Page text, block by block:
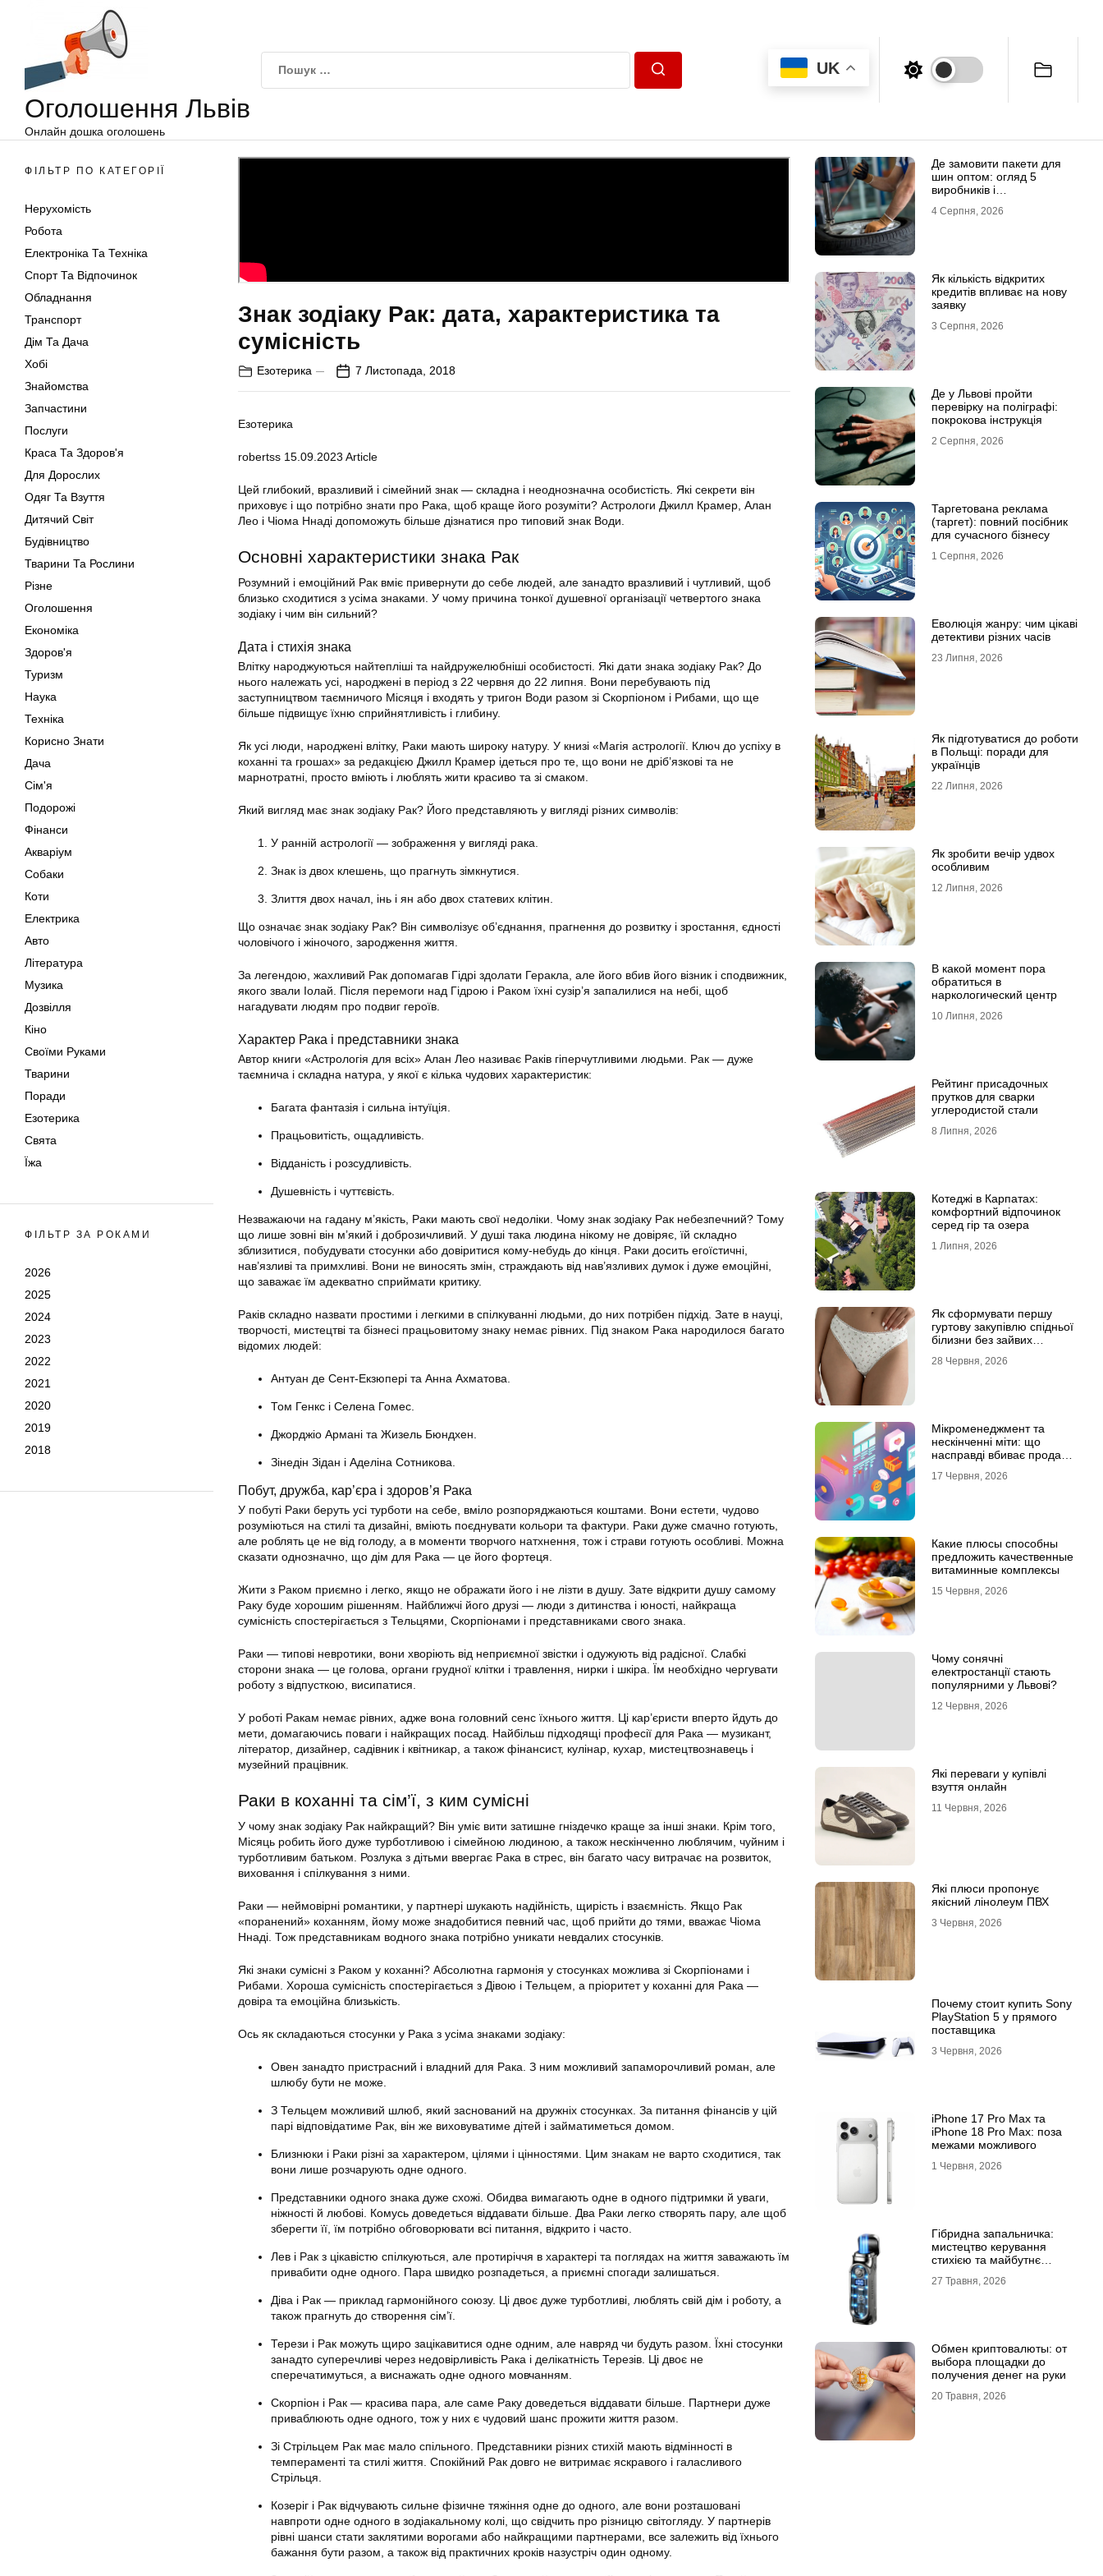
Оголошення Львів
Онлайн дошка оголошень
UK
ФІЛЬТР ПО КАТЕГОРІЇ
Нерухомість
Робота
Електроніка Та Техніка
Спорт Та Відпочинок
Обладнання
Транспорт
Дім Та Дача
Хобі
Знайомства
Запчастини
Послуги
Краса Та Здоров'я
Для Дорослих
Одяг Та Взуття
Дитячий Світ
Будівництво
Тварини Та Рослини
Різне
Оголошення
Економіка
Здоров'я
Туризм
Наука
Техніка
Корисно Знати
Дача
Сім'я
Подорожі
Фінанси
Акваріум
Собаки
Коти
Електрика
Авто
Література
Музика
Дозвілля
Кіно
Своїми Руками
Тварини
Поради
Езотерика
Свята
Їжа
ФІЛЬТР ЗА РОКАМИ
2026
2025
2024
2023
2022
2021
2020
2019
2018
Знак зодіаку Рак: дата, характеристика та
сумісність
Езотерика 7 Листопада, 2018
Езотерика
robertss 15.09.2023 Article
Цей глибокий, вразливий і сімейний знак — складна і неоднозначна особистість. Які секрети він
приховує і що потрібно знати про Рака, щоб краще його розуміти? Астрологи Джилл Крамер, Алан
Лео і Чіома Ннаді допоможуть більше дізнатися про типовий знак Води.
Основні характеристики знака Рак
Розумний і емоційний Рак вміє привернути до себе людей, але занадто вразливий і чутливий, щоб
близько сходитися з усіма знаками. У чому причина тонкої душевної організації четвертого знака
зодіаку і чим він сильний?
Дата і стихія знака
Влітку народжуються найтепліші та найдружелюбніші особистості. Які дати знака зодіаку Рак? До
нього належать усі, народжені в період з 22 червня до 22 липня. Вони перебувають під
заступництвом таємничого Місяця і входять у тригон Води разом зі Скорпіоном і Рибами, що ще
більше підвищує їхню сприйнятливість і глибину.
Як усі люди, народжені влітку, Раки мають широку натуру. У книзі «Магія астрології. Ключ до успіху в
коханні та грошах» за редакцією Джилл Крамер ідеться про те, що вони не дріб’язкові та не
марнотратні, просто вміють і люблять жити красиво та зі смаком.
Який вигляд має знак зодіаку Рак? Його представляють у вигляді різних символів:
У ранній астрології — зображення у вигляді рака.
Знак із двох клешень, що прагнуть зімкнутися.
Злиття двох начал, інь і ян або двох статевих клітин.
Що означає знак зодіаку Рак? Він символізує об’єднання, прагнення до розвитку і зростання, єдності
чоловічого і жіночого, зародження життя.
За легендою, жахливий Рак допомагав Гідрі здолати Геракла, але його вбив його візник і сподвижник,
якого звали Іолай. Після перемоги над Гідрою і Раком їхні сузір’я запалилися на небі, щоб
нагадувати людям про подвиг героїв.
Характер Рака і представники знака
Автор книги «Астрологія для всіх» Алан Лео називає Раків гіперчутливими людьми. Рак — дуже
таємнича і складна натура, у якої є кілька чудових характеристик:
Багата фантазія і сильна інтуїція.
Працьовитість, ощадливість.
Відданість і розсудливість.
Душевність і чуттєвість.
Незважаючи на гадану м’якість, Раки мають свої недоліки. Чому знак зодіаку Рак небезпечний? Тому
що лише зовні він м’який і доброзичливий. У душі така людина нікому не довіряє, їй складно
зблизитися, побудувати стосунки або довіритися кому-небудь до кінця. Раки досить егоїстичні,
нав’язливі та примхливі. Вони не виносять змін, страждають від нав’язливих думок і дуже емоційні,
що заважає їм адекватно сприймати критику.
Раків складно назвати простими і легкими в спілкуванні людьми, до них потрібен підхід. Зате в науці,
творчості, мистецтві та бізнесі працьовитому знаку немає рівних. Під знаком Рака народилося багато
відомих людей:
Антуан де Сент-Екзюпері та Анна Ахматова.
Том Генкс і Селена Гомес.
Джорджіо Армані та Жизель Бюндхен.
Зінедін Зідан і Аделіна Сотникова.
Побут, дружба, кар’єра і здоров’я Рака
У побуті Раки беруть усі турботи на себе, вміло розпоряджаються коштами. Вони естети, чудово
розуміються на стилі та дизайні, вміють поєднувати кольори та фактури. Раки дуже смачно готують,
але роблять це не від голоду, а в моменти творчого натхнення, тож і страви готують особливі. Можна
сказати однозначно, що дім для Рака — це його фортеця.
Жити з Раком приємно і легко, якщо не ображати його і не лізти в душу. Зате відкрити душу самому
Раку буде хорошим рішенням. Найближчі його друзі — люди з дитинства і юності, найкраща
сумісність спостерігається з Тельцями, Скорпіонами і представниками свого знака.
Раки — типові невротики, вони хворіють від неприємної звістки і одужують від радісної. Слабкі
сторони знака — це голова, органи грудної клітки і травлення, нирки і шкіра. Їм необхідно чергувати
роботу з відпусткою, висипатися.
У роботі Ракам немає рівних, адже вона головний сенс їхнього життя. Ці кар’єристи вперто йдуть до
мети, домагаючись поваги і найкращих посад. Найбільш підходящі професії для Рака — музикант,
літератор, дизайнер, садівник і квітникар, а також фінансист, кулінар, кухар, мистецтвознавець і
музейний працівник.
Раки в коханні та сім’ї, з ким сумісні
У чому знак зодіаку Рак найкращий? Він уміє вити затишне гніздечко краще за інші знаки. Крім того,
Місяць робить його дуже турботливою і сімейною людиною, а також нескінченно люблячим, чуйним і
турботливим батьком. Розлука з дітьми ввергає Рака в стрес, він багато часу витрачає на розвиток,
виховання і спілкування з ними.
Раки — неймовірні романтики, у партнері шукають надійність, щирість і взаємність. Якщо Рак
«поранений» коханням, йому може знадобитися певний час, щоб прийти до тями, вважає Чіома
Ннаді. Тож представникам водного знака потрібно уникати невдалих стосунків.
Які знаки сумісні з Раком у коханні? Абсолютна гармонія у стосунках можлива зі Скорпіонами і
Рибами. Хороша сумісність спостерігається з Дівою і Тельцем, а пріоритет у коханні для Рака —
довіра та емоційна близькість.
Ось як складаються стосунки у Рака з усіма знаками зодіаку:
Овен занадто пристрасний і владний для Рака. З ним можливий запаморочливий роман, але
шлюбу бути не може.
З Тельцем можливий шлюб, який заснований на дружніх стосунках. За питання фінансів у цій
парі відповідатиме Рак, він же виховуватиме дітей і займатиметься домом.
Близнюки і Раки різні за характером, цілями і цінностями. Цим знакам не варто сходитися, так
вони лише розчарують одне одного.
Представники одного знака дуже схожі. Обидва вимагають одне в одного підтримки й уваги,
ніжності й любові. Комусь доведеться віддавати більше. Два Раки легко створять пару, але щоб
зберегти її, їм потрібно обговорювати всі питання, відкрито і часто.
Лев і Рак з цікавістю спілкуються, але протиріччя в характері та поглядах на життя заважають їм
привабити одне одного. Пара швидко розпадеться, а приємні спогади залишаться.
Діва і Рак — приклад гармонійного союзу. Ці двоє дуже турботливі, люблять свій дім і роботу, а
також прагнуть до створення сім’ї.
Терези і Рак можуть щиро зацікавитися одне одним, але навряд чи будуть разом. Їхні стосунки
занадто суперечливі через недовірливість Рака і делікатність Терезів. Ці двоє не
сперечатимуться, а виснажать одне одного мовчанням.
Скорпіон і Рак — красива пара, але саме Раку доведеться віддавати більше. Партнери дуже
приваблюють одне одного, тож у них є чудовий шанс прожити життя разом.
Зі Стрільцем Рак має мало спільного. Представники різних стихій мають відмінності в
темпераменті та стилі життя. Спокійний Рак довго не витримає яскравого і галасливого
Стрільця.
Козеріг і Рак відчувають сильне фізичне тяжіння одне до одного, але вони розташовані
навпроти одне одного в зодіакальному колі, що свідчить про різницю світогляду. У партнерів
рівні шанси стати заклятими ворогами або найкращими партнерами, все залежить від їхнього
бажання бути разом, а також від практичних кроків назустріч один одному.
Де замовити пакети для
шин оптом: огляд 5
виробників і
4 Серпня, 2026
Як кількість відкритих
кредитів впливає на нову
заявку
3 Серпня, 2026
Де у Львові пройти
перевірку на поліграфі:
покрокова інструкція
2 Серпня, 2026
Таргетована реклама
(таргет): повний посібник
для сучасного бізнесу
1 Серпня, 2026
Еволюція жанру: чим цікаві
детективи різних часів
23 Липня, 2026
Як підготуватися до роботи
в Польщі: поради для
українців
22 Липня, 2026
Як зробити вечір удвох
особливим
12 Липня, 2026
В какой момент пора
обратиться в
наркологический центр
10 Липня, 2026
Рейтинг присадочных
прутков для сварки
углеродистой стали
8 Липня, 2026
Котеджі в Карпатах:
комфортний відпочинок
серед гір та озера
1 Липня, 2026
Як сформувати першу
гуртову закупівлю спідньої
білизни без зайвих
28 Червня, 2026
Мікроменеджмент та
нескінченні міти: що
насправді вбиває продажі
17 Червня, 2026
Какие плюсы способны
предложить качественные
витаминные комплексы
15 Червня, 2026
Чому сонячні
електростанції стають
популярними у Львові?
12 Червня, 2026
Які переваги у купівлі
взуття онлайн
11 Червня, 2026
Які плюси пропонує
якісний лінолеум ПВХ
3 Червня, 2026
Почему стоит купить Sony
PlayStation 5 у прямого
поставщика
3 Червня, 2026
iPhone 17 Pro Max та
iPhone 18 Pro Max: поза
межами можливого
1 Червня, 2026
Гібридна запальничка:
мистецтво керування
стихією та майбутнє
27 Травня, 2026
Обмен криптовалюты: от
выбора площадки до
получения денег на руки
20 Травня, 2026